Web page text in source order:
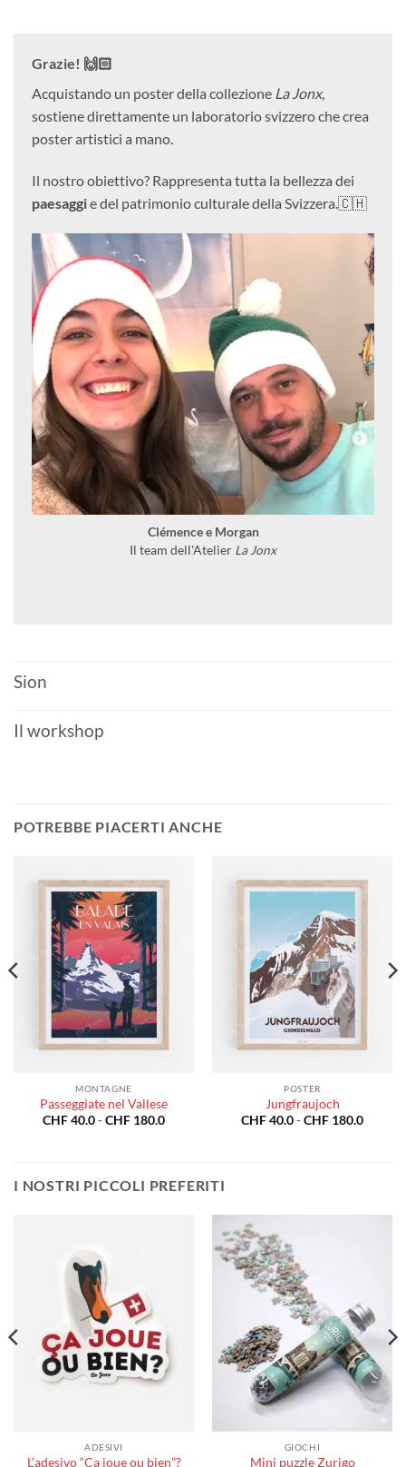
Grazie! 🙌🏻
Acquistando un poster della collezione La Jonx,
sostiene direttamente un laboratorio svizzero che crea
poster artistici a mano.
Il nostro obiettivo? Rappresenta tutta la bellezza dei
paesaggie del patrimonio culturale della Svizzera.🇨🇭
Clémence e Morgan
Il team dell'Atelier La Jonx
Sion
Il workshop
POTREBBE PIACERTI ANCHE
MONTAGNE
Passeggiate nel Vallese
CHF40.0-CHF 180.0Fascia
a
CHF 180.0
POSTER
Jungfraujoch
CHF40.0-CHF 180.0Fascia
I NOSTRI PICCOLI PREFERITI
ADESIVI
L’adesivo “Ca joue ou bien”?
GIOCHI
Mini puzzle Zurigo